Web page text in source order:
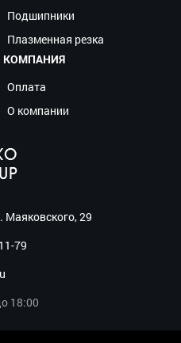
Подшипники
Плазменная резка
КОМПАНИЯ
Оплата
О компании
Маяковского, 29
79
18:00